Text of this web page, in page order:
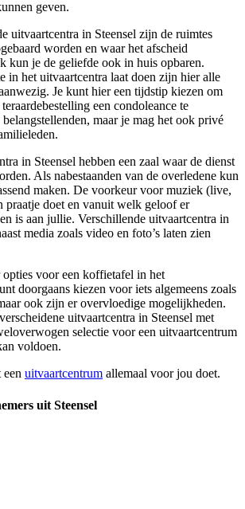
geven.
uitvaartcentra in Steensel zijn de ruimtes
worden en waar het afscheid
kun je de geliefde ook in huis opbaren.
in het uitvaartcentra laat doen zijn hier alle
Je kunt hier een tijdstip kiezen om
een condoleance te
maar je mag het ook privé
in Steensel hebben een zaal waar de dienst
Als nabestaanden van de overledene kun
maken. De voorkeur voor muziek (live,
praatje doet en vanuit welk geloof er
is aan jullie. Verschillende uitvaartcentra in
media zoals video en foto’s laten zien
voor een koffietafel in het
doorgaans kiezen voor iets algemeens zoals
ook zijn er overvloedige mogelijkheden.
uitvaartcentra in Steensel met
selectie voor een uitvaartcentrum
voldoen.
een uitvaartcentrum allemaal voor jou doet.
uit Steensel